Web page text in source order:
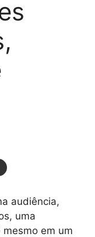
audiência,
uma
em um